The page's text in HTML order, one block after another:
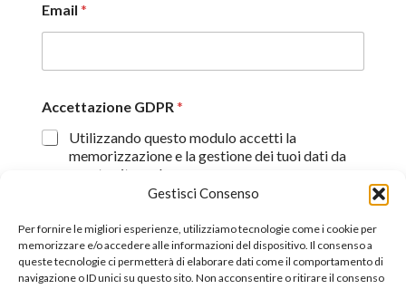
Gestisci Consenso
Per fornire le migliori esperienze, utilizziamo tecnologie come i cookie per
memorizzare e/o accedere alle informazioni del dispositivo. Il consenso a
queste tecnologie ci permetterà di elaborare dati come il comportamento di
navigazione o ID unici su questo sito. Non acconsentire o ritirare il consenso
Email *
Accettazione GDPR*
Utilizzando questo modulo accetti la
memorizzazione e la gestione dei tuoi dati da
questo sito web.
Proseguendo, dichiaro di aver preso visione
Invia